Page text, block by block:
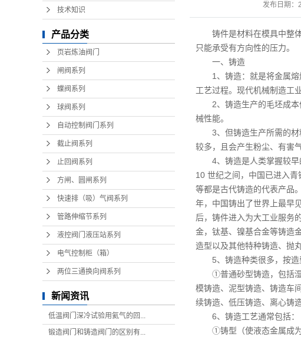
技术知识
产品分类
页岩炼油阀门
闸阀系列
蝶阀系列
球阀系列
自动控制阀门系列
截止阀系列
止回阀系列
方闸、圆闸系列
快速排（吸）气阀系列
管路伸缩节系列
液控阀门液压站系列
电气控制柜（箱）
两位三通换向阀系列
新闻资讯
低温阀门深冷试验用氦气的回...
锻造阀门和铸造阀门的区别有...
发布日期：
铸件是材料在模具中整
只能承受有方向性的压力。
一、铸
1、铸造：就是将金属
工艺过程。现代机械制造工
2、铸造生产的毛坯成
械性能。
3、但铸造生产所需的
较多，且会产生粉尘、有害
4、铸造是人类掌握较
10 世纪之间，中国已进入
等都是古代铸造的代表产品
年，中国铸出了世界上最早
后，铸件进入为大工业服务
金，钛基、镍基合金等铸造
造型以及其他特种铸造、抛
5、铸造种类很多，按造
①普通砂型铸造，包括
模铸造、泥型铸造、铸造车
续铸造、低压铸造、离心铸
6、铸造工艺通常包括：
①铸型（使液态金属成